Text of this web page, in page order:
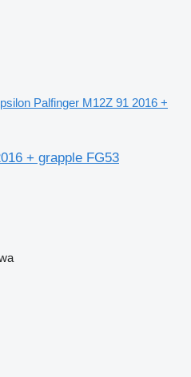
Palfinger M12Z 91 2016 +
+ grapple FG53